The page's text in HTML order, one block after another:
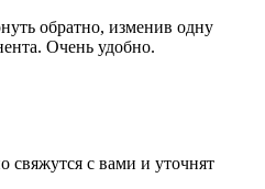
обратно, изменив одну
Очень удобно.
свяжутся с вами и уточнят